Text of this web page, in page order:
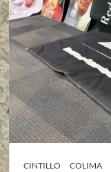
CINTILLO COLIMA